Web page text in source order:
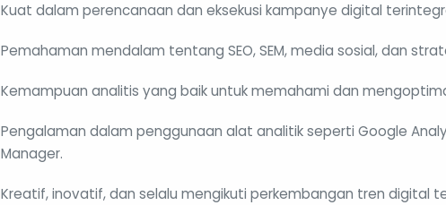
Kuat dalam perencanaan dan eksekusi kampanye digital
Pemahaman mendalam tentang SEO, SEM, media sosial, dan
Kemampuan analitis yang baik untuk memahami dan
Pengalaman dalam penggunaan alat analitik seperti Google
Manager.
Kreatif, inovatif, dan selalu mengikuti perkembangan tren digital